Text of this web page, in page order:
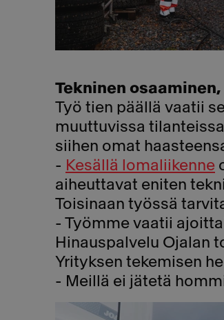
Tekninen
Työ tien päällä vaatii
muuttuvissa
siihen omat
- Kesällä lomaliikenne
aiheuttavat eniten
Toisinaan työssä
- Työmme vaatii
Hinauspalvelu Ojalan
Yrityksen tekemisen
- Meillä ei jätetä